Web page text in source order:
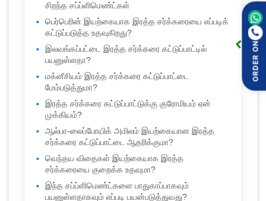
சிறந்த சப்ப்ளிமெண்ட்கள்
பெர்பெரின் இயற்கையாக இரத்த சர்க்கரையை எப்படிக்
கட்டுப்படுத்த உதவுகிறது?
இலவங்கப்பட்டை இரத்த சர்க்கரை கட்டுப்பாட்டில்
பயனுள்ளதா?
மக்னீசியம் இரத்த சர்க்கரை கட்டுப்பாட்டை
மேம்படுத்துமா?
இரத்த சர்க்கரை கட்டுப்பாட்டுக்கு குரோமியம் ஏன்
முக்கியம்?
ஆல்பா-லைப்போயிக் அமிலம் இயற்கையான இரத்த
சர்க்கரை கட்டுப்பாட்டை ஆதரிக்குமா?
வெந்தய விதைகள் இயற்கையாக இரத்த
சர்க்கரையை குறைக்க உதவுமா?
இந்த சப்ப்ளிமெண்ட்களை பாதுகாப்பாகவும்
பயனுள்ளதாகவும் எப்படி பயன்படுத்துவது?
ORDER ON